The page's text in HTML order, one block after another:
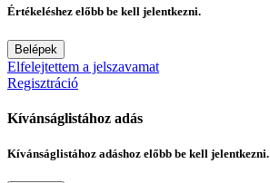
Értékeléshez előbb be kell jelentkezni.
Belépek
Elfelejtettem a jelszavamat
Regisztráció
Kívánságlistához adás
Kívánságlistához adáshoz előbb be kell jelentkezni.